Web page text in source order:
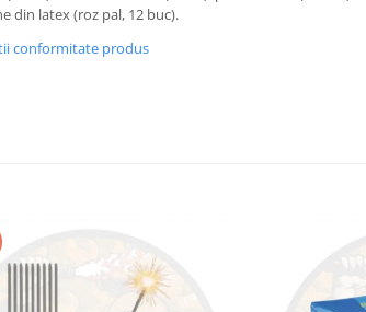
din latex (roz pal, 12 buc).
conformitate produs